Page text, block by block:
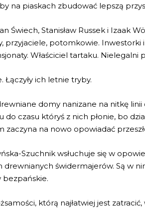
na piaskach zbudować lepszą
Świech, Stanisław Russek i Izaak
przyjaciele, potomkowie.
Właściciel tartaku. Nielegalni
Łączyły ich letnie tryby.
domy nanizane na nitkę
do czasu któryś z nich płonie, bo
zaczyna na nowo opowiadać
Szuchnik wsłuchuje się w
drewnianych świdermajerów. Są w
bezpańskie.
którą najłatwiej jest